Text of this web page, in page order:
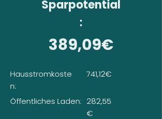
Sparpotential
:
389,09€
Hausstromkoste
n:
Öffentliches Laden:
741,12€
282,55
€